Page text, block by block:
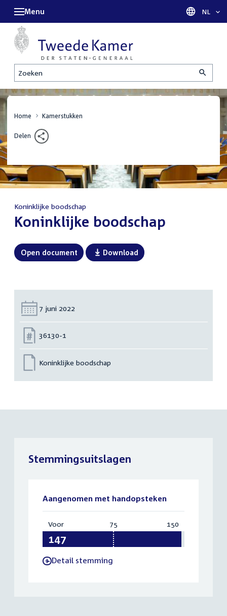
Zoeken
Menu Taal
NL
Home Kamerstukken
Delen
Koninklijke boodschap
:Koninklijke boodschap
Open document Download
Datum:
7 juni 2022
Nummer:
36130-1
Koninklijke boodschap
Stemmingsuitslagen
Aangenomen met handopsteken
Voor:
147
75 150
-Detail stemming